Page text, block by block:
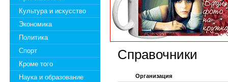
Культура и искусство
Экономика
Политика
Спорт
Кроме того
Наука и образование
Справочники
Организация